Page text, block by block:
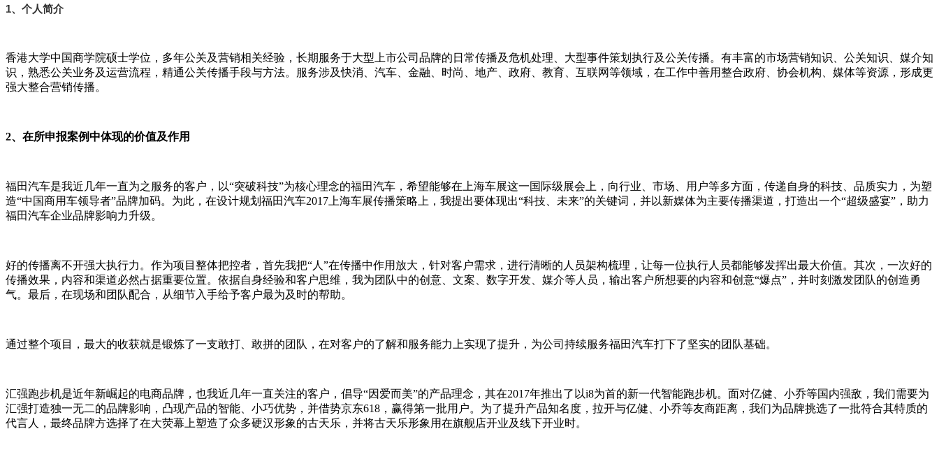
1、个人简介
香港大学中国商学院硕士学位，多年公关及营销相关经验，长期服务于大型上市公司品牌的日常传播及危机处理、大型事件策划执行及公关传播。有丰富的市场营销知识、公关知识、媒介知
识，熟悉公关业务及运营流程，精通公关传播手段与方法。服务涉及快消、汽车、金融、时尚、地产、政府、教育、互联网等领域，在工作中善用整合政府、协会机构、媒体等资源，形成更
强大整合营销传播。
2、在所申报案例中体现的价值及作用
福田汽车是我近几年一直为之服务的客户，以“突破科技”为核心理念的福田汽车，希望能够在上海车展这一国际级展会上，向行业、市场、用户等多方面，传递自身的科技、品质实力，为塑
造“中国商用车领导者”品牌加码。为此，在设计规划福田汽车2017上海车展传播策略上，我提出要体现出“科技、未来”的关键词，并以新媒体为主要传播渠道，打造出一个“超级盛宴”，助力
福田汽车企业品牌影响力升级。
好的传播离不开强大执行力。作为项目整体把控者，首先我把“人”在传播中作用放大，针对客户需求，进行清晰的人员架构梳理，让每一位执行人员都能够发挥出最大价值。其次，一次好的
传播效果，内容和渠道必然占据重要位置。依据自身经验和客户思维，我为团队中的创意、文案、数字开发、媒介等人员，输出客户所想要的内容和创意“爆点”，并时刻激发团队的创造勇
气。最后，在现场和团队配合，从细节入手给予客户最为及时的帮助。
通过整个项目，最大的收获就是锻炼了一支敢打、敢拼的团队，在对客户的了解和服务能力上实现了提升，为公司持续服务福田汽车打下了坚实的团队基础。
汇强跑步机是近年新崛起的电商品牌，也我近几年一直关注的客户，倡导“因爱而美”的产品理念，其在2017年推出了以i8为首的新一代智能跑步机。面对亿健、小乔等国内强敌，我们需要为
汇强打造独一无二的品牌影响，凸现产品的智能、小巧优势，并借势京东618，赢得第一批用户。为了提升产品知名度，拉开与亿健、小乔等友商距离，我们为品牌挑选了一批符合其特质的
代言人，最终品牌方选择了在大荧幕上塑造了众多硬汉形象的古天乐，并将古天乐形象用在旗舰店开业及线下开业时。